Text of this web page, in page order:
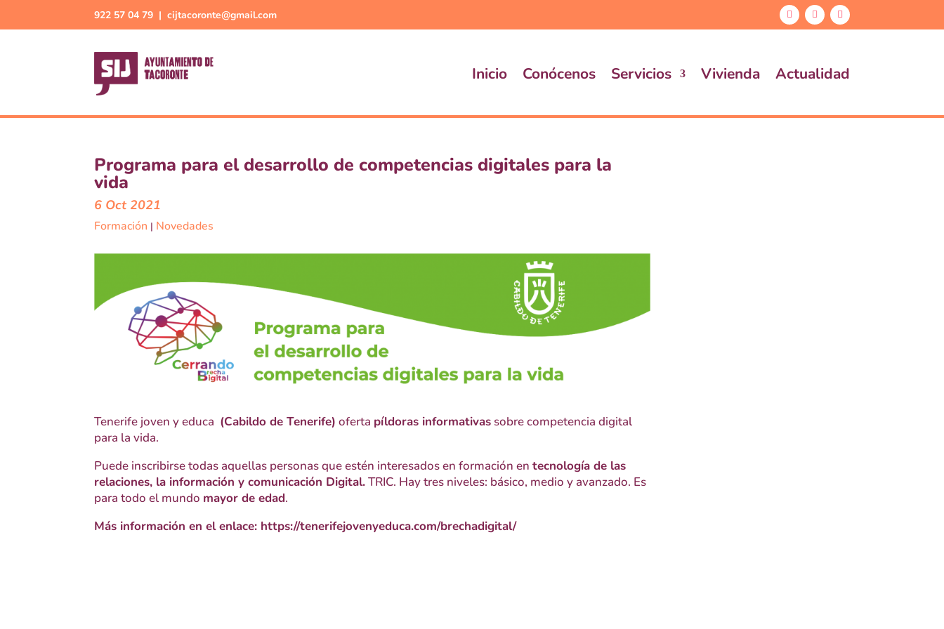
922 57 04 79 |cijtacoronte@gmail.com
Inicio Conócenos Servicios Vivienda Actualidad
Programa para el desarrollo de competencias digitales para la
vida
6 Oct 2021
Formación | Novedades
Tenerife joven y educa (Cabildo de Tenerife) oferta píldoras informativas sobre competencia digital
para la vida.
Puede inscribirse todas aquellas personas que estén interesados en formación entecnología de las
relaciones, la información y comunicación Digital.TRIC. Hay tres niveles: básico, medio y avanzado. Es
para todo el mundo mayor de edad.
Más información en el enlace: https://tenerifejovenyeduca.com/brechadigital/